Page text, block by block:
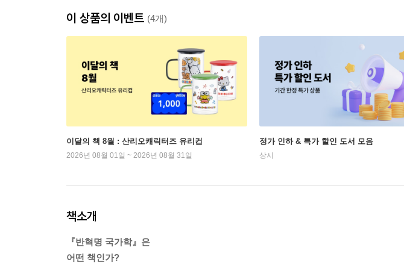
이 상품의 이벤트 (4개)
이달의 책 8월 : 산리오캐릭터즈 유리컵
2026년 08월 01일 ~ 2026년 08월 31일
정가 인하 & 특가 할인 도서 모음
상시
책소개
『반혁명 국가학』은
어떤 책인가?